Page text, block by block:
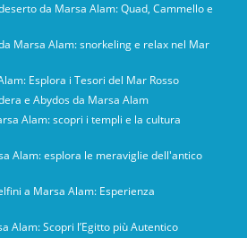
da Marsa Alam: Quad, Cammello e
Marsa Alam: snorkeling e relax nel Mar
Esplora i Tesori del Mar Rosso
e Abydos da Marsa Alam
Alam: scopri i templi e la cultura
Alam: esplora le meraviglie dell'antico
a Marsa Alam: Esperienza
Alam: Scopri l’Egitto più Autentico